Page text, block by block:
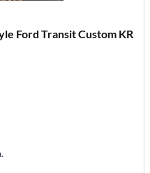
Ford Transit Custom KR